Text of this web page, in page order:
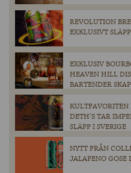
REVOLUTION
EXKLUSIVT
EXKLUSIV
HEAVEN HILL
BARTENDER
KULTFAVORITEN
DETH’S TAR
SLÄPP I SVERIGE
NYTT FRÅN
JALAPENO GOSE